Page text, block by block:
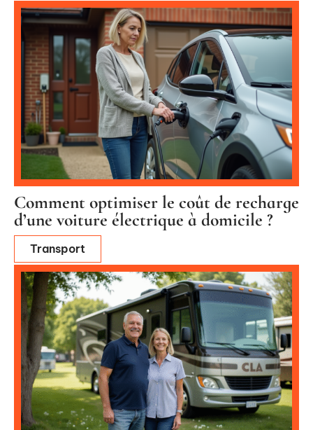
Comment optimiser le coût de recharge
d’une voiture électrique à domicile ?
Transport